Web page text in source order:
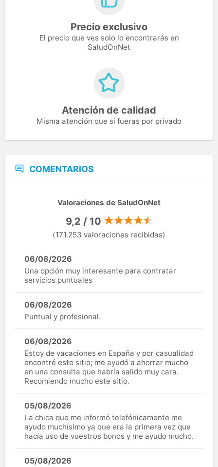
Precio exclusivo
El precio que ves solo lo encontrarás en
SaludOnNet
Atención de calidad
Misma atención que si fueras por privado
COMENTARIOS
Valoraciones de SaludOnNet
9,2 / 10
(171.253 valoraciones recibidas)
06/08/2026
Una opción muy interesante para contratar
servicios puntuales
06/08/2026
Puntual y profesional.
06/08/2026
Estoy de vacaciones en España y por casualidad
encontré este sitio; me ayudó a ahorrar mucho
en una consulta que habría salido muy cara.
Recomiendo mucho este sitio.
05/08/2026
La chica que me informó telefónicamente me
ayudo muchísimo ya que era la primera vez que
hacía uso de vuestros bonos y me ayudo mucho.
05/08/2026